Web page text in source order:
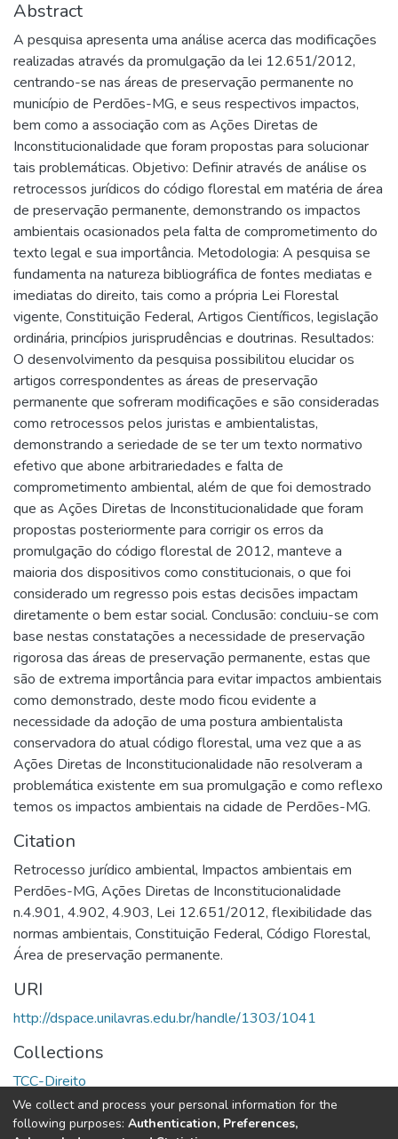
Abstract
A pesquisa apresenta uma análise acerca das modificações
realizadas através da promulgação da lei 12.651/2012,
centrando-se nas áreas de preservação permanente no
município de Perdões-MG, e seus respectivos impactos,
bem como a associação com as Ações Diretas de
Inconstitucionalidade que foram propostas para solucionar
tais problemáticas. Objetivo: Definir através de análise os
retrocessos jurídicos do código florestal em matéria de área
de preservação permanente, demonstrando os impactos
ambientais ocasionados pela falta de comprometimento do
texto legal e sua importância. Metodologia: A pesquisa se
fundamenta na natureza bibliográfica de fontes mediatas e
imediatas do direito, tais como a própria Lei Florestal
vigente, Constituição Federal, Artigos Científicos, legislação
ordinária, princípios jurisprudências e doutrinas. Resultados:
O desenvolvimento da pesquisa possibilitou elucidar os
artigos correspondentes as áreas de preservação
permanente que sofreram modificações e são consideradas
como retrocessos pelos juristas e ambientalistas,
demonstrando a seriedade de se ter um texto normativo
efetivo que abone arbitrariedades e falta de
comprometimento ambiental, além de que foi demostrado
que as Ações Diretas de Inconstitucionalidade que foram
propostas posteriormente para corrigir os erros da
promulgação do código florestal de 2012, manteve a
maioria dos dispositivos como constitucionais, o que foi
considerado um regresso pois estas decisões impactam
diretamente o bem estar social. Conclusão: concluiu-se com
base nestas constatações a necessidade de preservação
rigorosa das áreas de preservação permanente, estas que
são de extrema importância para evitar impactos ambientais
como demonstrado, deste modo ficou evidente a
necessidade da adoção de uma postura ambientalista
conservadora do atual código florestal, uma vez que a as
Ações Diretas de Inconstitucionalidade não resolveram a
problemática existente em sua promulgação e como reflexo
temos os impactos ambientais na cidade de Perdões-MG.
Citation
Retrocesso jurídico ambiental, Impactos ambientais em
Perdões-MG, Ações Diretas de Inconstitucionalidade
n.4.901, 4.902, 4.903, Lei 12.651/2012, flexibilidade das
normas ambientais, Constituição Federal, Código Florestal,
Área de preservação permanente.
URI
http://dspace.unilavras.edu.br/handle/1303/1041
Collections
TCC-Direito
Full item page
We collect and process your personal information for the
following purposes: Authentication, Preferences,